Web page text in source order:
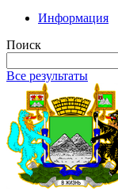
Информация
Поиск
Все результаты